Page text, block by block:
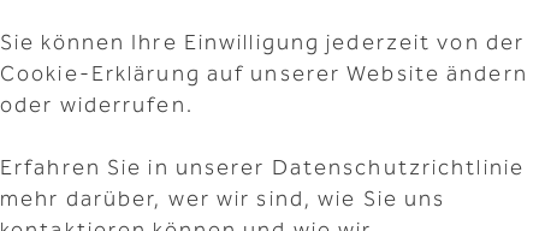
Sie können Ihre Einwilligung jederzeit von der
Cookie-Erklärung auf unserer Website ändern
oder widerrufen.
Erfahren Sie in unserer Datenschutzrichtlinie
mehr darüber, wer wir sind, wie Sie uns